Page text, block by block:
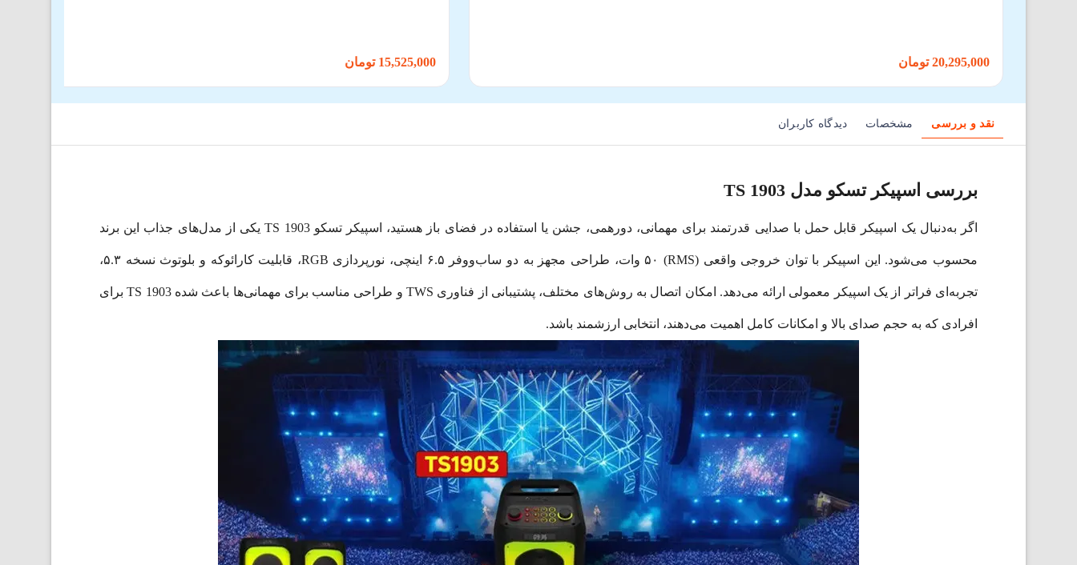
نقد و بررسی مشخصات دیدگاه کاربران
بررسی اسپیکر تسکو مدل TS 1903
اگر به‌دنبال یک اسپیکر قابل حمل با صدایی قدرتمند برای مهمانی، دورهمی، جشن یا استفاده در فضای باز هستید، اسپیکر تسکو TS 1903 یکی از مدل‌های جذاب این برند
محسوب می‌شود. این اسپیکر با توان خروجی واقعی (RMS) ۵۰ وات، طراحی مجهز به دو ساب‌ووفر ۶.۵ اینچی، نورپردازی RGB، قابلیت کارائوکه و بلوتوث نسخه ۵.۳،
تجربه‌ای فراتر از یک اسپیکر معمولی ارائه می‌دهد. امکان اتصال به روش‌های مختلف، پشتیبانی از فناوری TWS و طراحی مناسب برای مهمانی‌ها باعث شده TS 1903 برای
افرادی که به حجم صدای بالا و امکانات کامل اهمیت می‌دهند، انتخابی ارزشمند باشد.